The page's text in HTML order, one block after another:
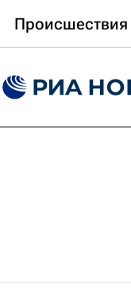
Происшествия